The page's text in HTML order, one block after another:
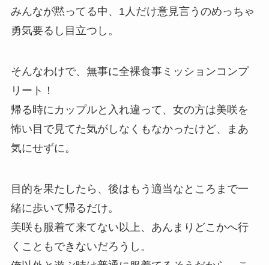
みんなが黙ってる中、1人だけ意見言うのめっちゃ
勇気要るし目立つし。
そんなわけで、無事に全裸食事ミッションコンプ
リート！
帰る時にカップルと入れ違って、女の方は美咲を
怖い目で見てた気がしなくもなかったけど、まあ
気にせずに。
目的を果たしたら、後はもう適当なところまで一
緒に歩いて帰るだけ。
美咲も服着て来てない以上、あんまりどこかへ行
くこともできないだろうし。